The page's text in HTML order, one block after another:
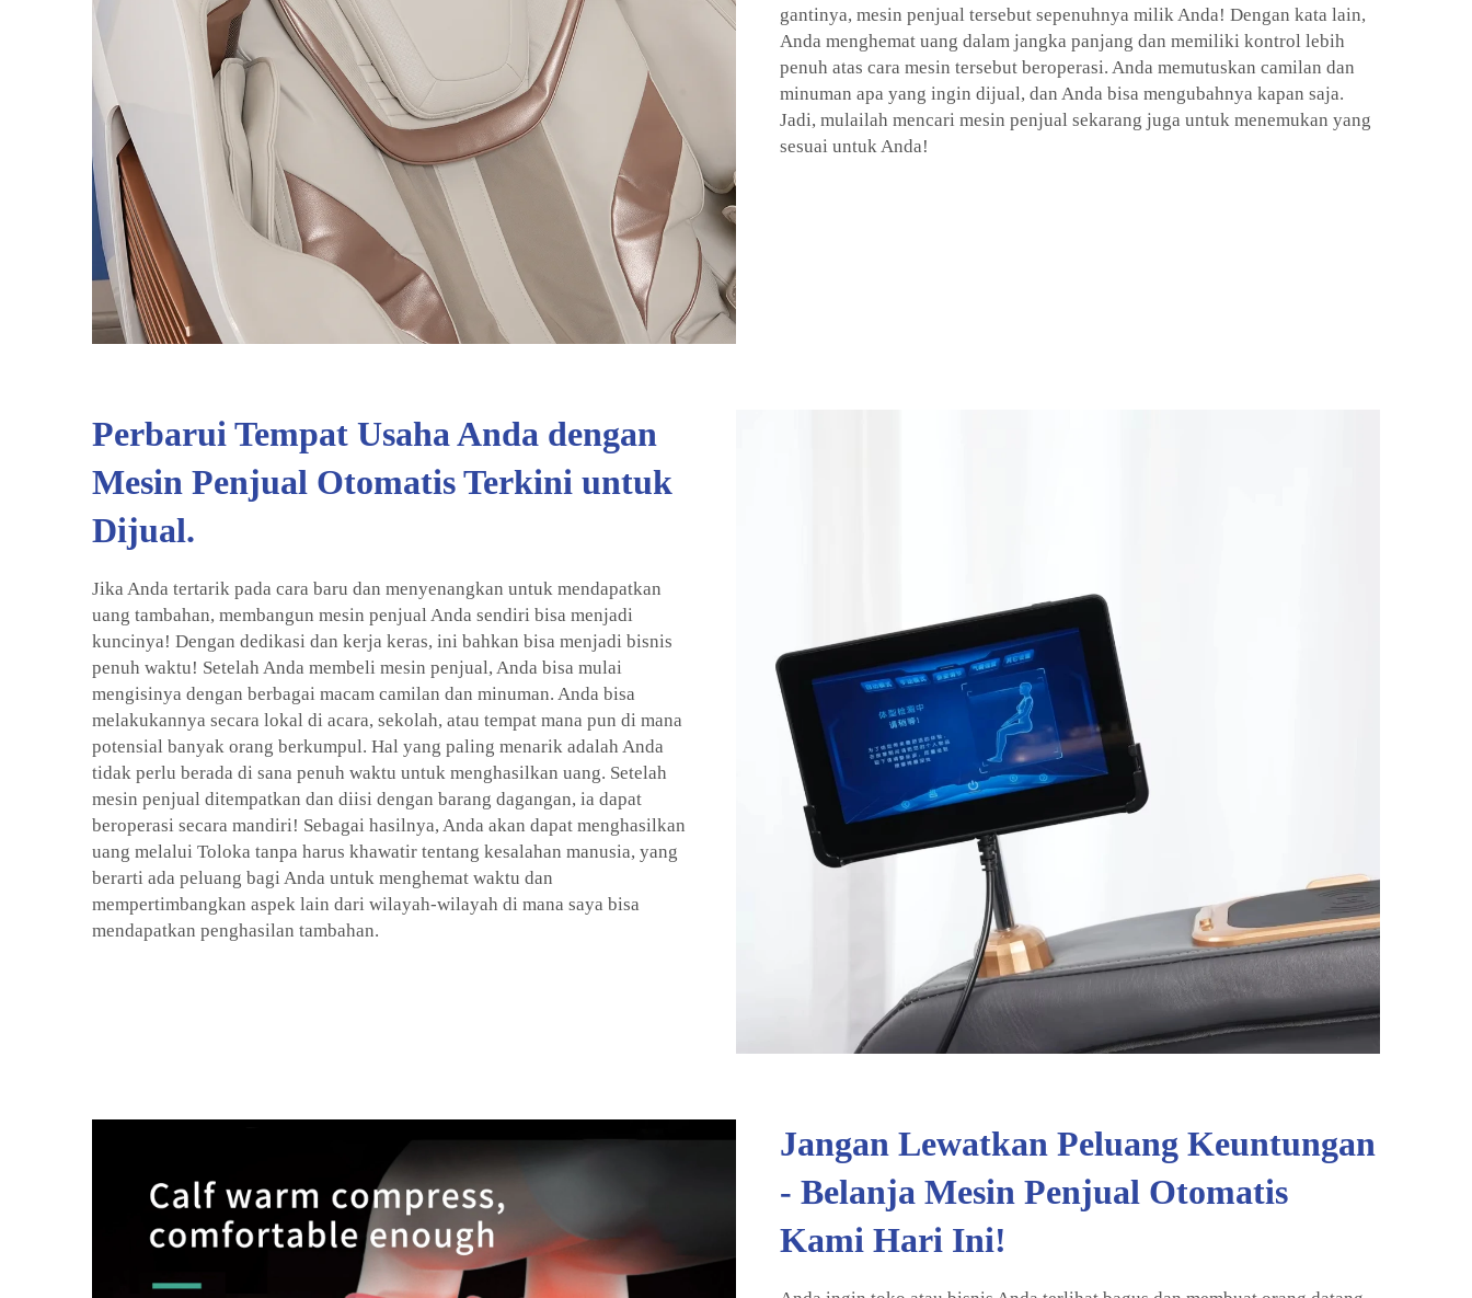
gantinya, mesin penjual tersebut sepenuhnya milik Anda! Dengan kata lain,
Anda menghemat uang dalam jangka panjang dan memiliki kontrol lebih
penuh atas cara mesin tersebut beroperasi. Anda memutuskan camilan dan
minuman apa yang ingin dijual, dan Anda bisa mengubahnya kapan saja.
Jadi, mulailah mencari mesin penjual sekarang juga untuk menemukan yang
sesuai untuk Anda!
Perbarui Tempat Usaha Anda dengan
Mesin Penjual Otomatis Terkini untuk
Dijual.
Jika Anda tertarik pada cara baru dan menyenangkan untuk mendapatkan
uang tambahan, membangun mesin penjual Anda sendiri bisa menjadi
kuncinya! Dengan dedikasi dan kerja keras, ini bahkan bisa menjadi bisnis
penuh waktu! Setelah Anda membeli mesin penjual, Anda bisa mulai
mengisinya dengan berbagai macam camilan dan minuman. Anda bisa
melakukannya secara lokal di acara, sekolah, atau tempat mana pun di mana
potensial banyak orang berkumpul. Hal yang paling menarik adalah Anda
tidak perlu berada di sana penuh waktu untuk menghasilkan uang. Setelah
mesin penjual ditempatkan dan diisi dengan barang dagangan, ia dapat
beroperasi secara mandiri! Sebagai hasilnya, Anda akan dapat menghasilkan
uang melalui Toloka tanpa harus khawatir tentang kesalahan manusia, yang
berarti ada peluang bagi Anda untuk menghemat waktu dan
mempertimbangkan aspek lain dari wilayah-wilayah di mana saya bisa
mendapatkan penghasilan tambahan.
Jangan Lewatkan Peluang Keuntungan
- Belanja Mesin Penjual Otomatis
Kami Hari Ini!